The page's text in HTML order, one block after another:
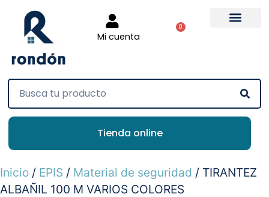
Mi cuenta
0
Tienda online
Inicio / EPIS / Material de seguridad / TIRANTEZ
ALBAÑIL 100 M VARIOS COLORES